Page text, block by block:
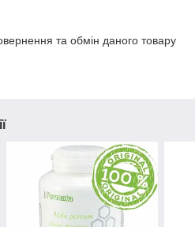
та обмін даного товару